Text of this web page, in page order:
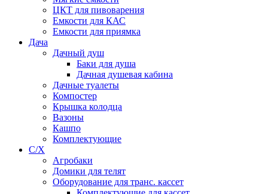
ЦКТ для пивоварения
Емкости для КАС
Емкости для приямка
Дача
Дачный душ
Баки для душа
Дачная душевая кабина
Дачные туалеты
Компостер
Крышка колодца
Вазоны
Кашпо
Комплектующие
С/Х
Агробаки
Домики для телят
Оборудование для транс. кассет